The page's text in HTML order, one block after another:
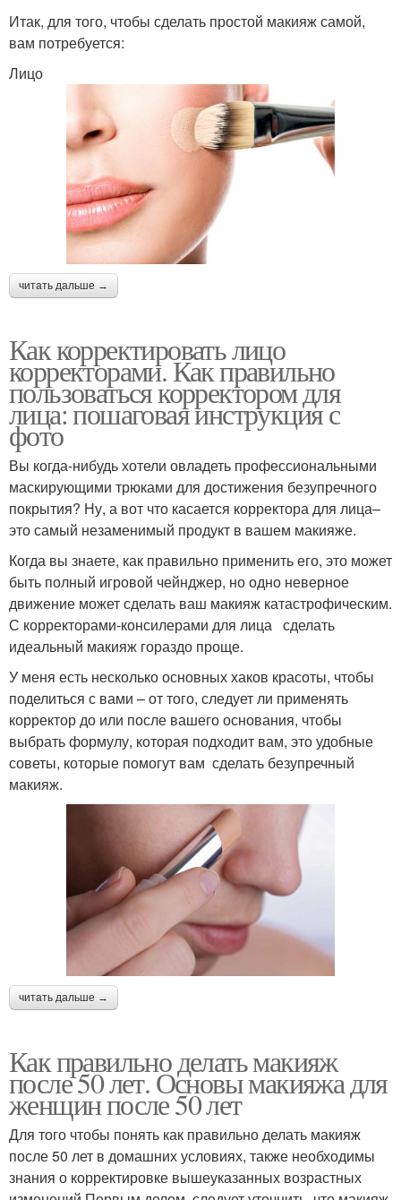
Итак, для того, чтобы сделать простой макияж самой,
вам потребуется:
Лицо
читать дальше →
Как корректировать лицо
корректорами. Как правильно
пользоваться корректором для
лица: пошаговая инструкция с
фото
Вы когда-нибудь хотели овладеть профессиональными
маскирующими трюками для достижения безупречного
покрытия? Ну, а вот что касается корректора для лица–
это самый незаменимый продукт в вашем макияже.
Когда вы знаете, как правильно применить его, это может
быть полный игровой чейнджер, но одно неверное
движение может сделать ваш макияж катастрофическим.
С корректорами-консилерами для лица сделать
идеальный макияж гораздо проще.
У меня есть несколько основных хаков красоты, чтобы
поделиться с вами – от того, следует ли применять
корректор до или после вашего основания, чтобы
выбрать формулу, которая подходит вам, это удобные
советы, которые помогут вам сделать безупречный
макияж.
читать дальше →
Как правильно делать макияж
после 50 лет. Основы макияжа для
женщин после 50 лет
Для того чтобы понять как правильно делать макияж
после 50 лет в домашних условиях, также необходимы
знания о корректировке вышеуказанных возрастных